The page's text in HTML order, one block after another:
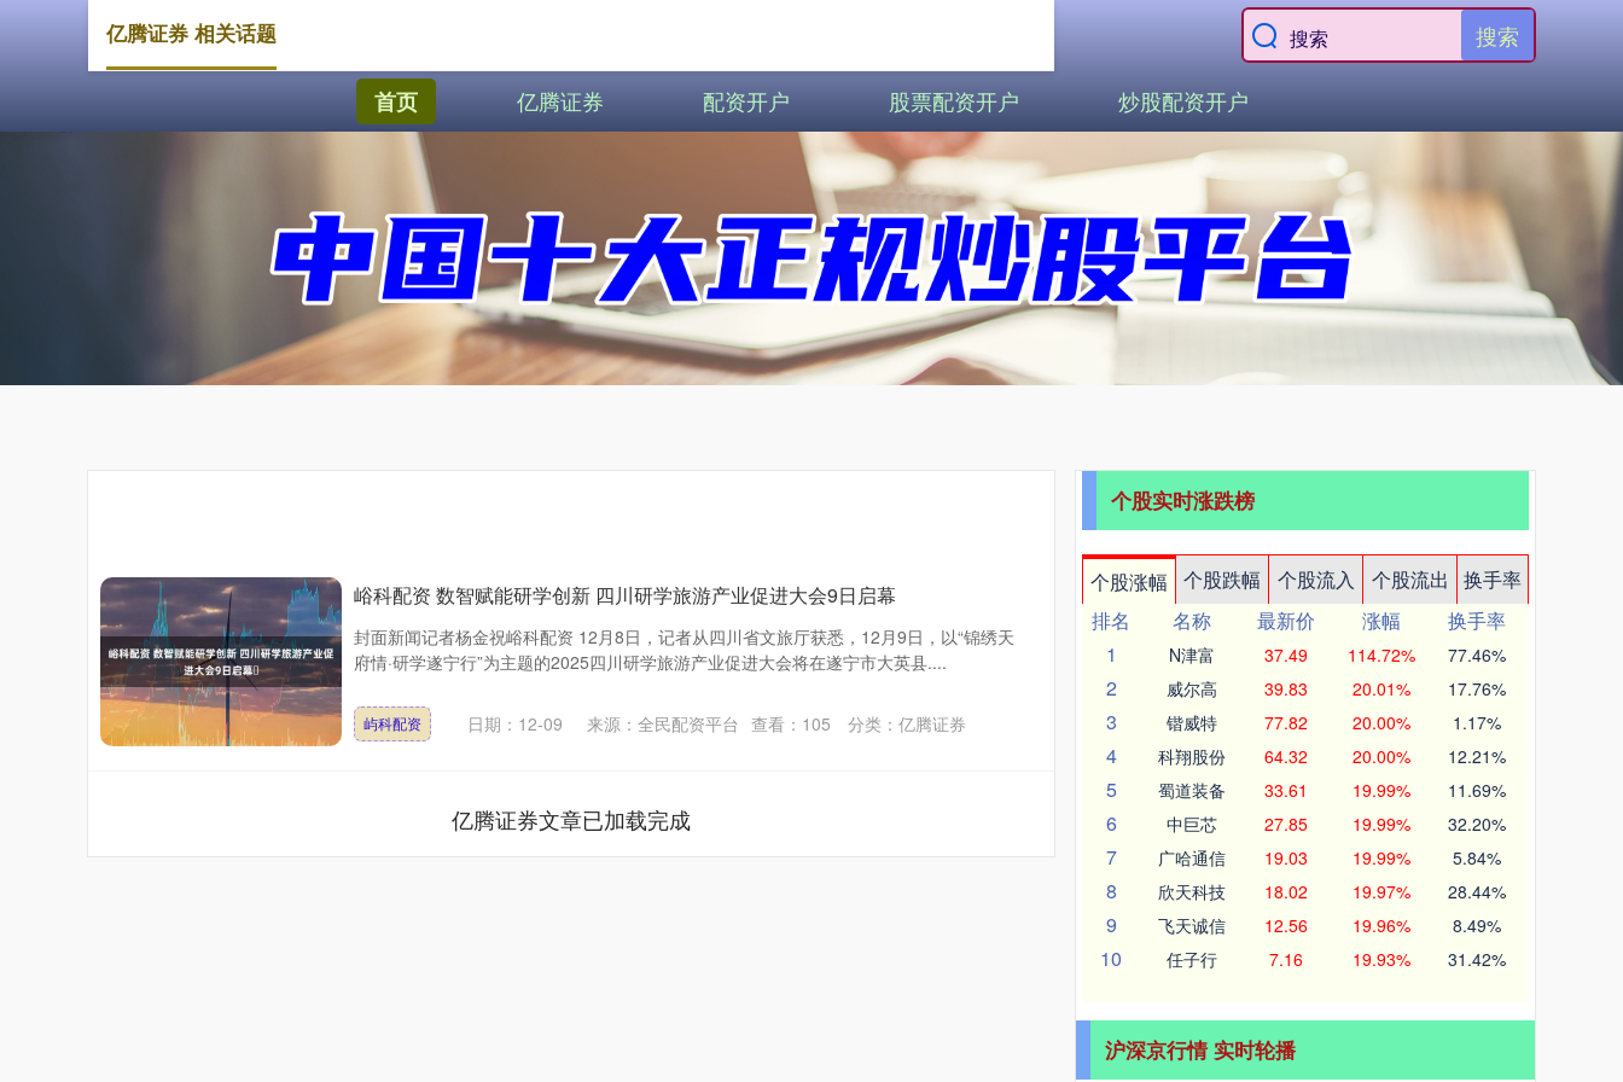
搜索
首页 亿腾证券 配资开户 股票配资开户 炒股配资开户
亿腾证券 相关话题
峪科配资 数智赋能研学创新 四川研学旅游产业促进大会9日启幕​
封面新闻记者杨金祝峪科配资 12月8日，记者从四川省文旅厅获悉，12月9日，以“锦绣天
府情·研学遂宁行”为主题的2025四川研学旅游产业促进大会将在遂宁市大英县....
屿科配资 日期：12-09 来源：全民配资平台 查看： 105 分类： 亿腾证券
亿腾证券文章已加载完成
个股实时涨跌榜
个股涨幅 个股跌幅 个股流入 个股流出
换手率
排名
名称 最新价 涨幅
换手率
1
N津富 37.49 114.72% 77.46%
2 威尔高 39.83 20.01% 17.76%
3 锴威特 77.82 20.00% 1.17%
4 科翔股份 64.32 20.00% 12.21%
5 蜀道装备 33.61 19.99% 11.69%
6 中巨芯 27.85 19.99% 32.20%
7 广哈通信 19.03 19.99% 5.84%
8 欣天科技 18.02 19.97% 28.44%
9 飞天诚信 12.56 19.96% 8.49%
10 任子行 7.16 19.93% 31.42%
沪深京行情 实时轮播